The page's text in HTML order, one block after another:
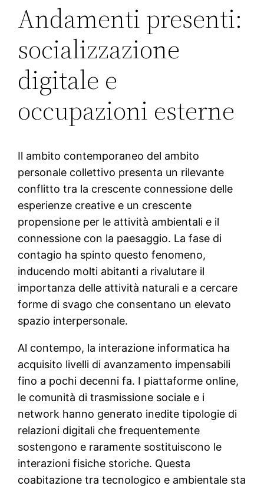
Andamenti presenti:
socializzazione
digitale e
occupazioni esterne
Il ambito contemporaneo del ambito
personale collettivo presenta un rilevante
conflitto tra la crescente connessione delle
esperienze creative e un crescente
propensione per le attività ambientali e il
connessione con la paesaggio. La fase di
contagio ha spinto questo fenomeno,
inducendo molti abitanti a rivalutare il
importanza delle attività naturali e a cercare
forme di svago che consentano un elevato
spazio interpersonale.
Al contempo, la interazione informatica ha
acquisito livelli di avanzamento impensabili
fino a pochi decenni fa. I piattaforme online,
le comunità di trasmissione sociale e i
network hanno generato inedite tipologie di
relazioni digitali che frequentemente
sostengono e raramente sostituiscono le
interazioni fisiche storiche. Questa
coabitazione tra tecnologico e ambientale sta